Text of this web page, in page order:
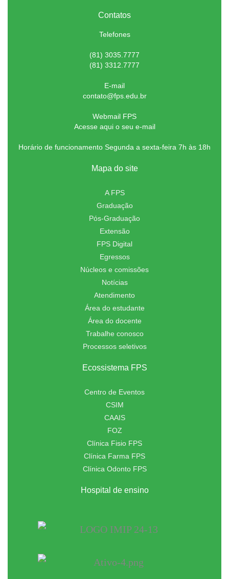
Contatos
Telefones
(81) 3035.7777
(81) 3312.7777
E-mail
contato@fps.edu.br
Webmail FPS
Acesse aqui o seu e-mail
Horário de funcionamento Segunda a sexta-feira 7h às 18h
Mapa do site
A FPS
Graduação
Pós-Graduação
Extensão
FPS Digital
Egressos
Núcleos e comissões
Notícias
Atendimento
Área do estudante
Área do docente
Trabalhe conosco
Processos seletivos
Ecossistema FPS
Centro de Eventos
CSIM
CAAIS
FOZ
Clínica Fisio FPS
Clínica Farma FPS
Clínica Odonto FPS
Hospital de ensino